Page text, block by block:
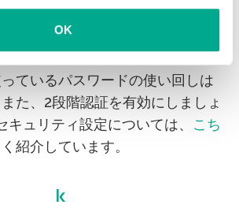
OK
カウント（特に、認証済みアカウ
る場合は、セキュリティ対策の
ているパスワードの使い回しは
た、2段階認証を有効にしましょ
ュリティ設定については、 こち
紹介しています。